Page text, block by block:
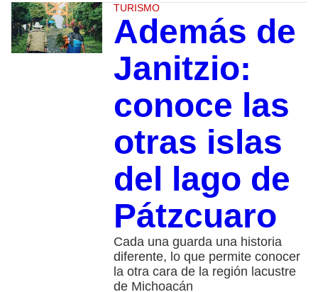
TURISMO
Además de
Janitzio:
conoce las
otras islas
del lago de
Pátzcuaro
Cada una guarda una historia
diferente, lo que permite conocer
la otra cara de la región lacustre
de Michoacán